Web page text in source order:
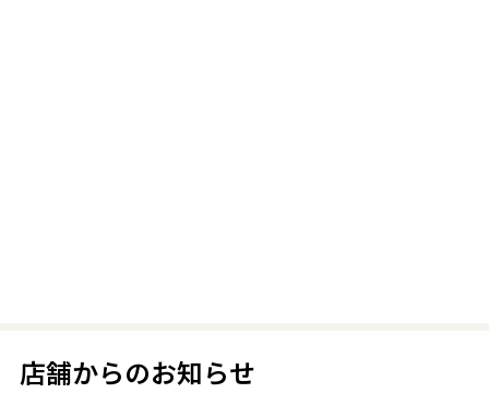
店舗からのお知らせ